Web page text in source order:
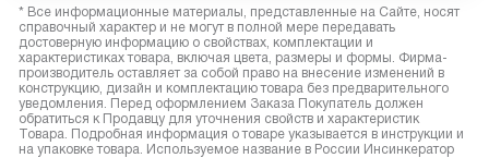
* Все информационные материалы, представленные на Сайте, носят
справочный характер и не могут в полной мере передавать
достоверную информацию о свойствах, комплектации и
характеристиках товара, включая цвета, размеры и формы. Фирма-
производитель оставляет за собой право на внесение изменений в
конструкцию, дизайн и комплектацию товара без предварительного
уведомления. Перед оформлением Заказа Покупатель должен
обратиться к Продавцу для уточнения свойств и характеристик
Товара. Подробная информация о товаре указывается в инструкции и
на упаковке товара. Используемое название в России Инсинкератор